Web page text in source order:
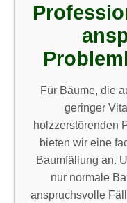
Für Bäume, die
geringer
holzzerstörenden
bieten wir eine
Baumfällung an.
nur normale
anspruchsvolle